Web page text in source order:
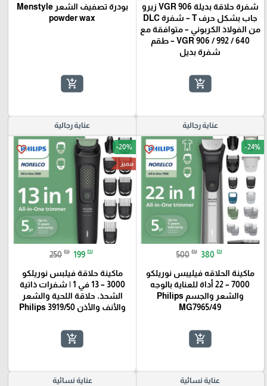
شفرة حلاقة بديلة VGR 906 زيرو
جاب بشكل حرف T – شفرة DLC
من الفولاذ الكربوني – متوافقة مع
VGR 906 / 992 / 640 – طقم
شفرة بديل
add_shopping_cart
بودرة تصفيف الشعر Menstyle
powder wax
add_shopping_cart
عناية رجالية
favorite_border -24%
500 ₪ 380 ₪
ماكينة الحلاقه فيليبس نوريلكو
7000 – 22 أداة للعناية بالوجه
والشعر والجسم Philips
MG7965/49
add_shopping_cart
عناية رجالية
favorite_border -20%
مميز
250 ₪ 199 ₪
ماكينة حلاقة فيلبس نوريلكو
3000 – 13 في 1 | شفرات ذاتية
الشحذ، حلاقة اللحية والشعر
والأنف والأذن Philips 3919/50
add_shopping_cart
عناية نسائية عناية نسائية